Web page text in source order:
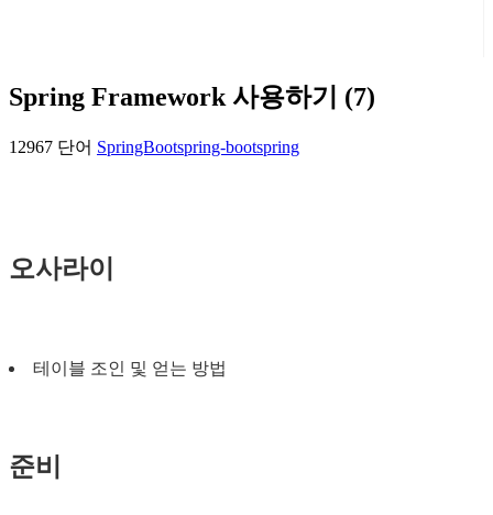
Spring Framework 사용하기 (7)
12967 단어 SpringBootspring-bootspring
오사라이
테이블 조인 및 얻는 방법
준비